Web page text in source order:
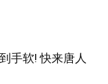
手软! 快来唐人